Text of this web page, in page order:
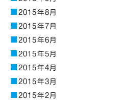
2015年8月
2015年7月
2015年6月
2015年5月
2015年4月
2015年3月
2015年2月